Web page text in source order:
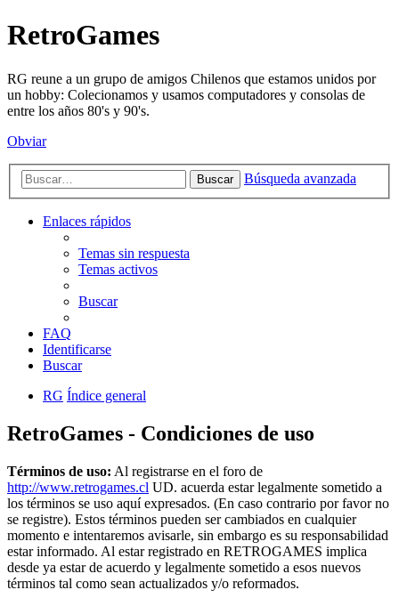
RetroGames
RG reune a un grupo de amigos Chilenos que estamos unidos por
un hobby: Colecionamos y usamos computadores y consolas de
entre los años 80's y 90's.
Obviar
Buscar Búsqueda avanzada
Enlaces rápidos
Temas sin respuesta
Temas activos
Buscar
FAQ
Identificarse
Buscar
RG Índice general
RetroGames - Condiciones de uso
Términos de uso: Al registrarse en el foro de
http://www.retrogames.cl UD. acuerda estar legalmente sometido a
los términos se uso aquí expresados. (En caso contrario por favor no
se registre). Estos términos pueden ser cambiados en cualquier
momento e intentaremos avisarle, sin embargo es su responsabilidad
estar informado. Al estar registrado en RETROGAMES implica
desde ya estar de acuerdo y legalmente sometido a esos nuevos
términos tal como sean actualizados y/o reformados.